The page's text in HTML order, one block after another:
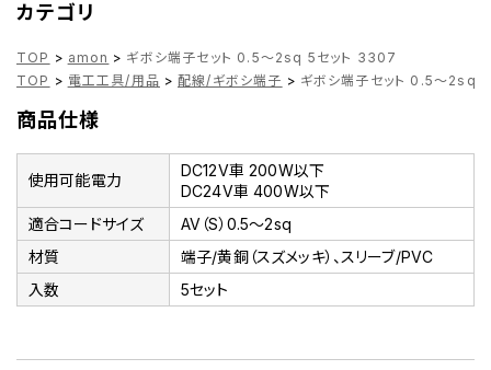
カテゴリ
TOP > amon > ギボシ端子セット 0.5～2sq 5セット 3307
TOP > 電工工具/用品 > 配線/ギボシ端子 > ギボシ端子セット 0.5～2sq
商品仕様
使用可能電力
DC12V車 200W以下
DC24V車 400W以下
適合コードサイズ
AV（S）0.5～2sq
材質
端子/黄銅（スズメッキ）、スリーブ/PVC
入数
5セット